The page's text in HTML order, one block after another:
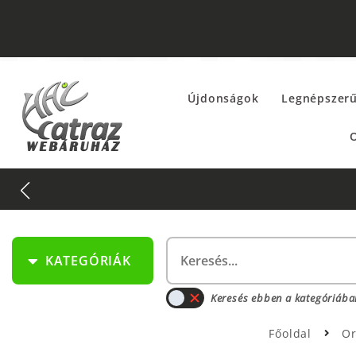
Újdonságok
KATEGÓRIÁK
Keresés ebben a
Főoldal